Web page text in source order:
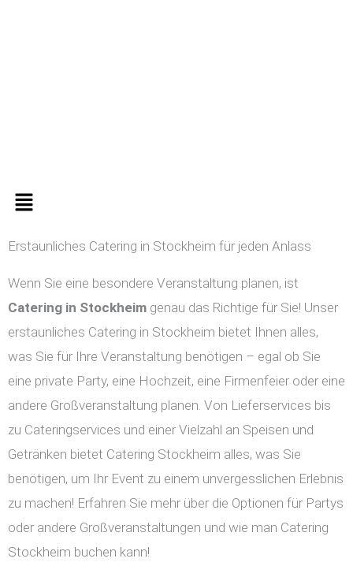
Menü
Erstaunliches Catering in Stockheim für jeden Anlass
Wenn Sie eine besondere Veranstaltung planen, ist
Catering in Stockheim genau das Richtige für Sie! Unser
erstaunliches Catering in Stockheim bietet Ihnen alles,
was Sie für Ihre Veranstaltung benötigen – egal ob Sie
eine private Party, eine Hochzeit, eine Firmenfeier oder eine
andere Großveranstaltung planen. Von Lieferservices bis
zu Cateringservices und einer Vielzahl an Speisen und
Getränken bietet Catering Stockheim alles, was Sie
benötigen, um Ihr Event zu einem unvergesslichen Erlebnis
zu machen! Erfahren Sie mehr über die Optionen für Partys
oder andere Großveranstaltungen und wie man Catering
Stockheim buchen kann!